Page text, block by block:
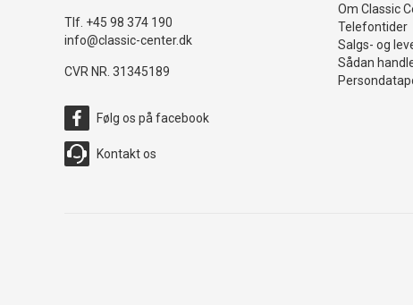
Tlf. +45 98 374 190
info@classic-center.dk
CVR NR. 31345189
Følg os på facebook
Kontakt os
Om Classic
Telefontider
Salgs- og
Sådan